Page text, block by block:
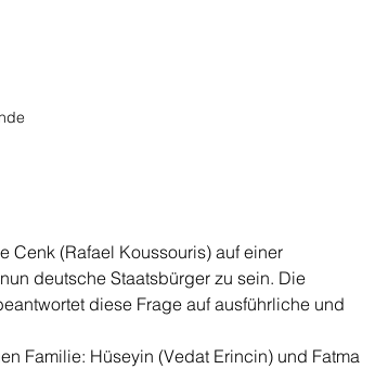
Cenk (Rafael Koussouris) auf einer
deutsche Staatsbürger zu sein. Die
diese Frage auf ausführliche und
Familie: Hüseyin (Vedat Erincin) und Fatma